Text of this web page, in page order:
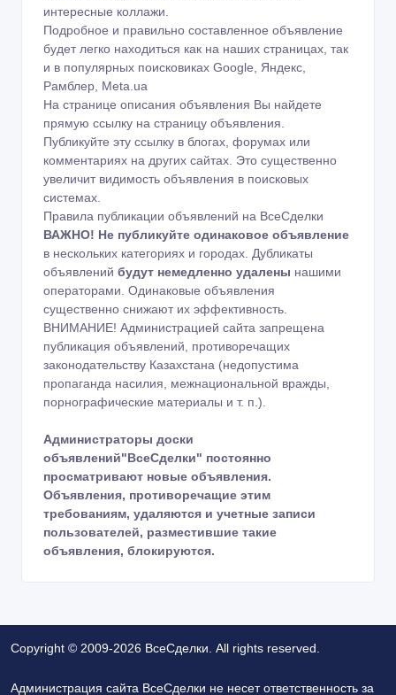
интересные коллажи.
Подробное и правильно составленное объявление
будет легко находиться как на наших страницах, так
и в популярных поисковиках Google, Яндекс,
Рамблер, Meta.ua
На странице описания объявления Вы найдете
прямую ссылку на страницу объявления.
Публикуйте эту ссылку в блогах, форумах или
комментариях на других сайтах. Это существенно
увеличит видимость объявления в поисковых
системах.
Правила публикации объявлений на ВсеСделки
ВАЖНО! Не публикуйте одинаковое объявление
в нескольких категориях и городах. Дубликаты
объявлений будут немедленно удалены нашими
операторами. Одинаковые объявления
существенно снижают их эффективность.
ВНИМАНИЕ! Администрацией сайта запрещена
публикация объявлений, противоречащих
законодательству Казахстана (недопустима
пропаганда насилия, межнациональной вражды,
порнографические материалы и т. п.).
Администраторы доски
объявлений"ВсеСделки" постоянно
просматривают новые объявления.
Объявления, противоречащие этим
требованиям, удаляются и учетные записи
пользователей, разместившие такие
объявления, блокируются.
Copyright © 2009-2026 ВсеСделки. All rights reserved.
Администрация сайта ВсеСделки не несет ответственность за